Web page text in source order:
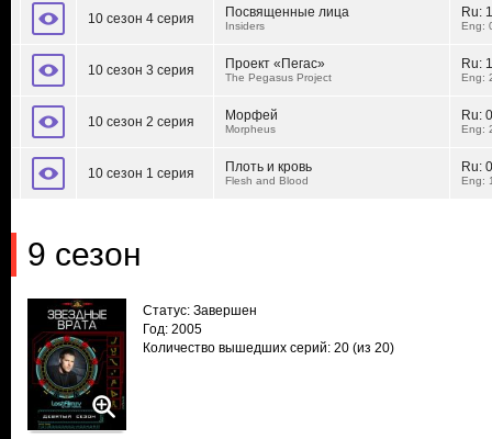
10 сезон 4 серия Посвященные лица
Insiders
Ru:
Eng:
10 сезон 3 серия Проект «Пегас»
The Pegasus Project
Ru:
Eng:
10 сезон 2 серия Морфей
Morpheus
Ru:
Eng:
10 сезон 1 серия Плоть и кровь
Flesh and Blood
Ru:
Eng:
9 сезон
Статус: Завершен
Год: 2005
Количество вышедших серий: 20 (из 20)